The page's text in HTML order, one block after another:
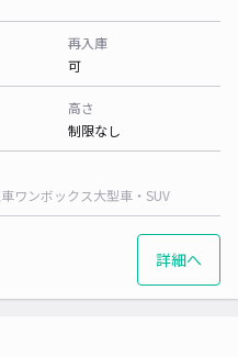
再入庫
可
高さ
制限なし
ワンボックス大型車・SUV
詳細へ